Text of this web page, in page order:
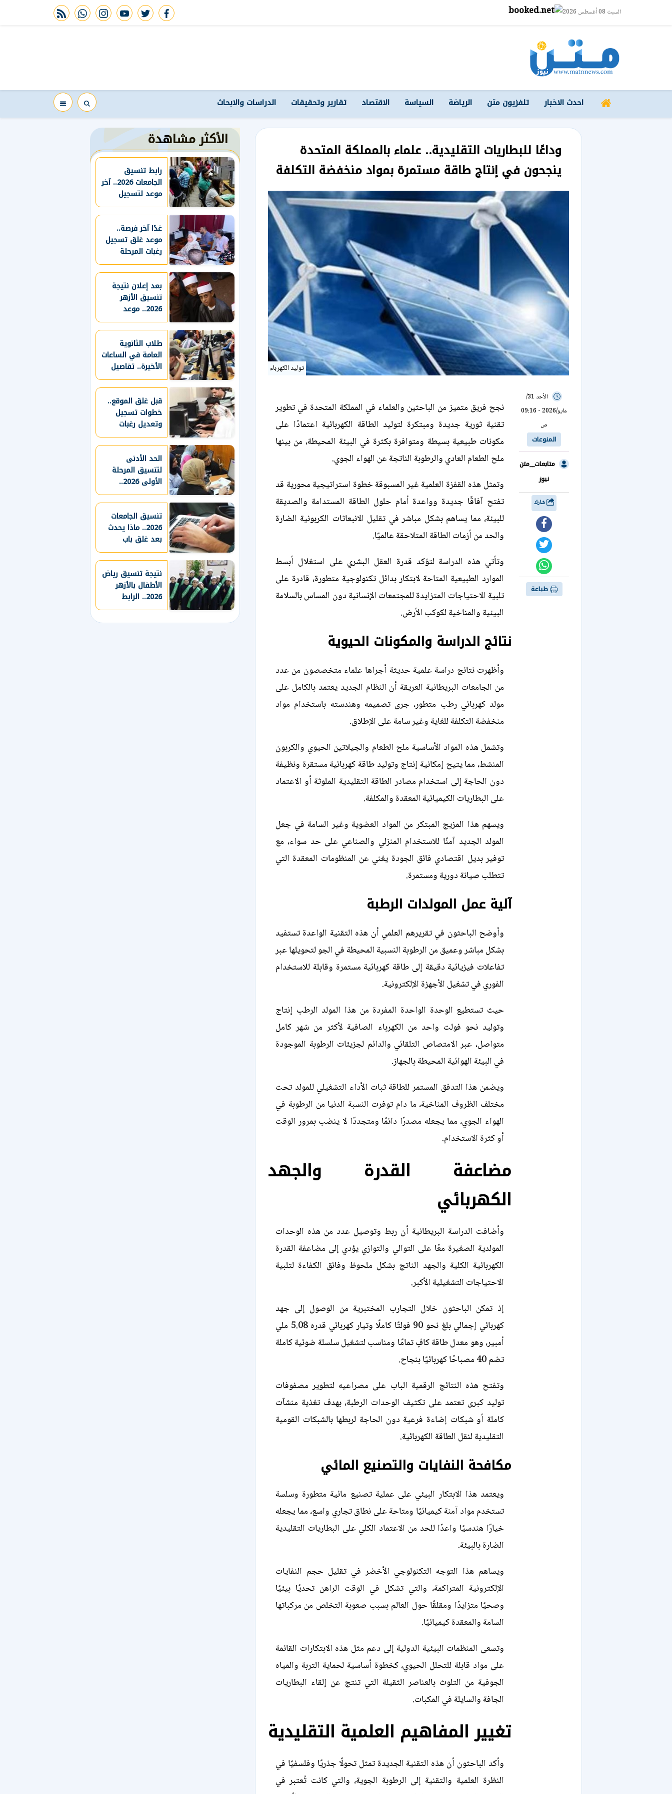
السبت 08 أغسطس 2026 facebook
twitter
youtube
instagram
whatsapp
rss feed
احدث الاخبار تلفزيون متن الرياضة السياسة الاقتصاد تقارير وتحقيقات الدراسات والابحاث
وداعًا للبطاريات التقليدية.. علماء بالمملكة المتحدة
ينجحون في إنتاج طاقة مستمرة بمواد منخفضة التكلفة
توليد الكهرباء
الأحد 31/
مايو/2026 - 09:16
ص
المنوعات
متابعات__متن
نيوز
طباعة
نجح فريق متميز من الباحثين والعلماء في المملكة المتحدة في تطوير
تقنية ثورية جديدة ومبتكرة لتوليد الطاقة الكهربائية اعتمادًا على
مكونات طبيعية بسيطة ومتوافرة بكثرة في البيئة المحيطة، من بينها
ملح الطعام العادي والرطوبة الناتجة عن الهواء الجوي.
وتمثل هذه القفزة العلمية غير المسبوقة خطوة استراتيجية محورية قد
تفتح آفاقًا جديدة وواعدة أمام حلول الطاقة المستدامة والصديقة
للبيئة، مما يساهم بشكل مباشر في تقليل الانبعاثات الكربونية الضارة
والحد من أزمات الطاقة المتلاحقة عالميًا.
وتأتي هذه الدراسة لتؤكد قدرة العقل البشري على استغلال أبسط
الموارد الطبيعية المتاحة لابتكار بدائل تكنولوجية متطورة، قادرة على
تلبية الاحتياجات المتزايدة للمجتمعات الإنسانية دون المساس بالسلامة
البيئية والمناخية لكوكب الأرض.
نتائج الدراسة والمكونات الحيوية
وأظهرت نتائج دراسة علمية حديثة أجراها علماء متخصصون من عدد
من الجامعات البريطانية العريقة أن النظام الجديد يعتمد بالكامل على
مولد كهربائي رطب متطور، جرى تصميمه وهندسته باستخدام مواد
منخفضة التكلفة للغاية وغير سامة على الإطلاق.
وتشمل هذه المواد الأساسية ملح الطعام والجيلاتين الحيوي والكربون
المنشط، مما يتيح إمكانية إنتاج وتوليد طاقة كهربائية مستقرة ونظيفة
دون الحاجة إلى استخدام مصادر الطاقة التقليدية الملوثة أو الاعتماد
على البطاريات الكيميائية المعقدة والمكلفة.
ويسهم هذا المزيج المبتكر من المواد العضوية وغير السامة في جعل
المولد الجديد آمنًا للاستخدام المنزلي والصناعي على حد سواء، مع
توفير بديل اقتصادي فائق الجودة يغني عن المنظومات المعقدة التي
تتطلب صيانة دورية ومستمرة.
آلية عمل المولدات الرطبة
وأوضح الباحثون في تقريرهم العلمي أن هذه التقنية الواعدة تستفيد
بشكل مباشر وعميق من الرطوبة النسبية المحيطة في الجو لتحويلها عبر
تفاعلات فيزيائية دقيقة إلى طاقة كهربائية مستمرة وقابلة للاستخدام
الفوري في تشغيل الأجهزة الإلكترونية.
حيث تستطيع الوحدة الواحدة المفردة من هذا المولد الرطب إنتاج
وتوليد نحو فولت واحد من الكهرباء الصافية لأكثر من شهر كامل
متواصل، عبر الامتصاص التلقائي والدائم لجزيئات الرطوبة الموجودة
في البيئة الهوائية المحيطة بالجهاز.
ويضمن هذا التدفق المستمر للطاقة ثبات الأداء التشغيلي للمولد تحت
مختلف الظروف المناخية، ما دام توفرت النسبة الدنيا من الرطوبة في
الهواء الجوي، مما يجعله مصدرًا دائمًا ومتجددًا لا ينضب بمرور الوقت
أو كثرة الاستخدام.
مضاعفة القدرة والجهد
الكهربائي
وأضافت الدراسة البريطانية أن ربط وتوصيل عدد من هذه الوحدات
المولدية الصغيرة معًا على التوالي والتوازي يؤدي إلى مضاعفة القدرة
الكهربائية الكلية والجهد الناتج بشكل ملحوظ وفائق الكفاءة لتلبية
الاحتياجات التشغيلية الأكبر.
إذ تمكن الباحثون خلال التجارب المختبرية من الوصول إلى جهد
كهربائي إجمالي بلغ نحو 90 فولتًا كاملًا وتيار كهربائي قدره 5.08 ملي
أمبير، وهو معدل طاقة كافٍ تمامًا ومناسب لتشغيل سلسلة ضوئية كاملة
تضم 40 مصباحًا كهربائيًا بنجاح.
وتفتح هذه النتائج الرقمية الباب على مصراعيه لتطوير مصفوفات
توليد كبرى تعتمد على تكثيف الوحدات الرطبة، بهدف تغذية منشآت
كاملة أو شبكات إضاءة فرعية دون الحاجة لربطها بالشبكات القومية
التقليدية لنقل الطاقة الكهربائية.
مكافحة النفايات والتصنيع المائي
ويعتمد هذا الابتكار البيئي على عملية تصنيع مائية متطورة وسلسة
تستخدم مواد آمنة كيميائيًا ومتاحة على نطاق تجاري واسع، مما يجعله
خيارًا هندسيًا واعدًا للحد من الاعتماد الكلي على البطاريات التقليدية
الضارة بالبيئة.
ويساهم هذا التوجه التكنولوجي الأخضر في تقليل حجم النفايات
الإلكترونية المتراكمة، والتي تشكل في الوقت الراهن تحديًا بيئيًا
وصحيًا متزايدًا ومقلقًا حول العالم بسبب صعوبة التخلص من مركباتها
السامة والمعقدة كيميائيًا.
وتسعى المنظمات البيئية الدولية إلى دعم مثل هذه الابتكارات القائمة
على مواد قابلة للتحلل الحيوي، كخطوة أساسية لحماية التربة والمياه
الجوفية من التلوث بالعناصر الثقيلة التي تنتج عن إلقاء البطاريات
الجافة والسايلة في المكبات.
تغيير المفاهيم العلمية التقليدية
وأكد الباحثون أن هذه التقنية الجديدة تمثل تحولًا جذريًا وفلسفيًا في
النظرة العلمية والتقنية إلى الرطوبة الجوية، والتي كانت تُعتبر في
الأكثر مشاهدة
رابط تنسيق
الجامعات 2026.. آخر
موعد لتسجيل
رغبات طلاب
الثانوية العامة
غدًا آخر فرصة..
موعد غلق تسجيل
رغبات المرحلة
الأولى للثانوية
العامة
بعد إعلان نتيجة
تنسيق الأزهر
2026.. موعد
تسليم الملفات
وتفاصيل المرحلة
الثانية
طلاب الثانوية
العامة في الساعات
الأخيرة.. تفاصيل
تنسيق المرحلة
الأولى 2026
قبل غلق الموقع..
خطوات تسجيل
وتعديل رغبات
تنسيق المرحلة
الأولى 2026
الحد الأدنى
لتنسيق المرحلة
الأولى 2026..
درجات الشعب
العلمية
والهندسية
والأدبية
تنسيق الجامعات
2026.. ماذا يحدث
بعد غلق باب
تسجيل رغبات
المرحلة الأولى؟
نتيجة تنسيق رياض
الأطفال بالأزهر
2026.. الرابط
الرسمي وخطوات
الاستعلام بالرقم